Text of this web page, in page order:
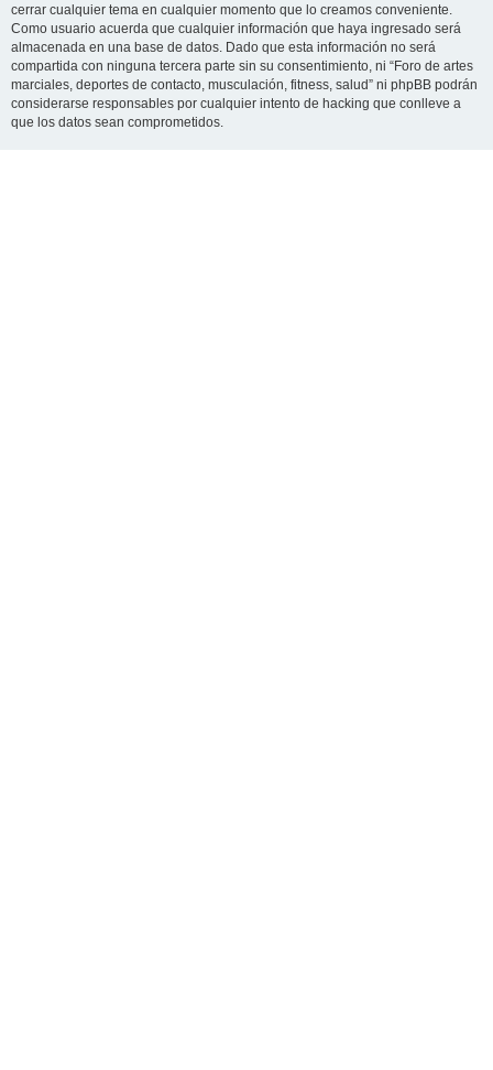
cerrar cualquier tema en cualquier momento que lo creamos conveniente.
Como usuario acuerda que cualquier información que haya ingresado será
almacenada en una base de datos. Dado que esta información no será
compartida con ninguna tercera parte sin su consentimiento, ni “Foro de artes
marciales, deportes de contacto, musculación, fitness, salud” ni phpBB podrán
considerarse responsables por cualquier intento de hacking que conlleve a
que los datos sean comprometidos.